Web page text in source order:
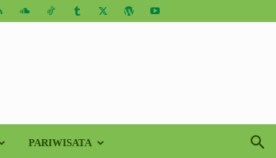
PARIWISATA